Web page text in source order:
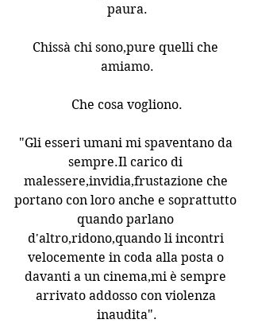
paura.
Chissà chi sono,pure quelli che
amiamo.
Che cosa vogliono.
"Gli esseri umani mi spaventano da
sempre.Il carico di
malessere,invidia,frustazione che
portano con loro anche e soprattutto
quando parlano
d'altro,ridono,quando li incontri
velocemente in coda alla posta o
davanti a un cinema,mi è sempre
arrivato addosso con violenza
inaudita".